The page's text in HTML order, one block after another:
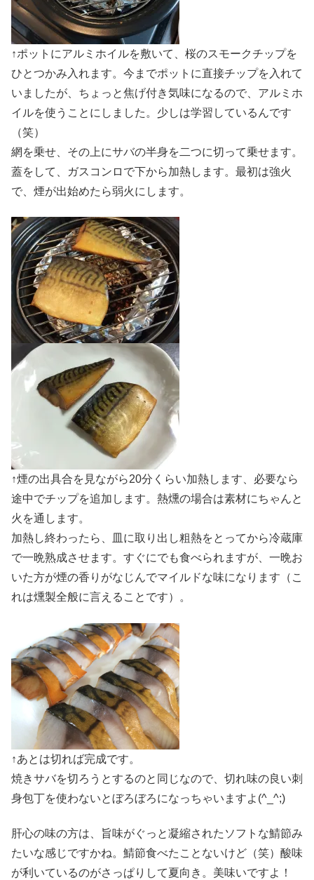
↑ポットにアルミホイルを敷いて、桜のスモークチップを
ひとつかみ入れます。今までポットに直接チップを入れて
いましたが、ちょっと焦げ付き気味になるので、アルミホ
イルを使うことにしました。少しは学習しているんです
（笑）
網を乗せ、その上にサバの半身を二つに切って乗せます。
蓋をして、ガスコンロで下から加熱します。最初は強火
で、煙が出始めたら弱火にします。
↑煙の出具合を見ながら20分くらい加熱します、必要なら
途中でチップを追加します。熱燻の場合は素材にちゃんと
火を通します。
加熱し終わったら、皿に取り出し粗熱をとってから冷蔵庫
で一晩熟成させます。すぐにでも食べられますが、一晩お
いた方が煙の香りがなじんでマイルドな味になります（こ
れは燻製全般に言えることです）。
↑あとは切れば完成です。
焼きサバを切ろうとするのと同じなので、切れ味の良い刺
身包丁を使わないとぼろぼろになっちゃいますよ(^_^;)
肝心の味の方は、旨味がぐっと凝縮されたソフトな鯖節み
たいな感じですかね。鯖節食べたことないけど（笑）酸味
が利いているのがさっぱりして夏向き。美味いですよ！